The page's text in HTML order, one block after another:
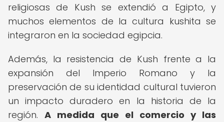
religiosas de Kush se extendió a Egipto, y
muchos elementos de la cultura kushita se
integraron en la sociedad egipcia.
Además, la resistencia de Kush frente a la
expansión del Imperio Romano y la
preservación de su identidad cultural tuvieron
un impacto duradero en la historia de la
región. A medida que el comercio y las